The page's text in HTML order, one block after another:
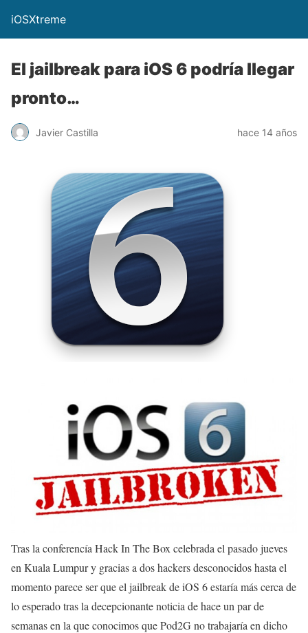
iOSXtreme
El jailbreak para iOS 6 podría llegar
pronto…
Javier Castilla hace 14 años
Tras la conferencía Hack In The Box celebrada el pasado jueves
en Kuala Lumpur y gracias a dos hackers desconocidos hasta el
momento parece ser que el jailbreak de iOS 6 estaría más cerca de
lo esperado tras la decepcionante noticia de hace un par de
semanas en la que conocimos que Pod2G no trabajaría en dicho